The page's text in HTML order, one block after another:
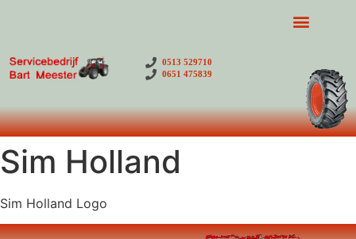
0513 529710
0651 475839
Sim Holland
Sim Holland Logo